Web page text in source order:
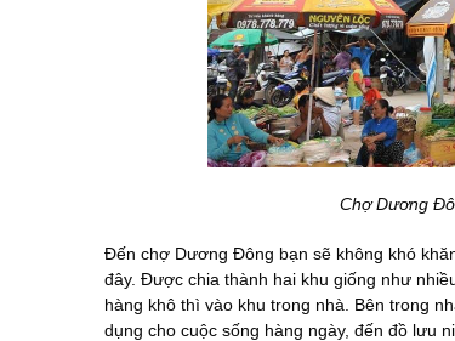
Chợ Dương
Đến chợ Dương Đông bạn sẽ không khó
đây. Được chia thành hai khu giống như
hàng khô thì vào khu trong nhà. Bên trong
dụng cho cuộc sống hàng ngày, đến đồ lưu